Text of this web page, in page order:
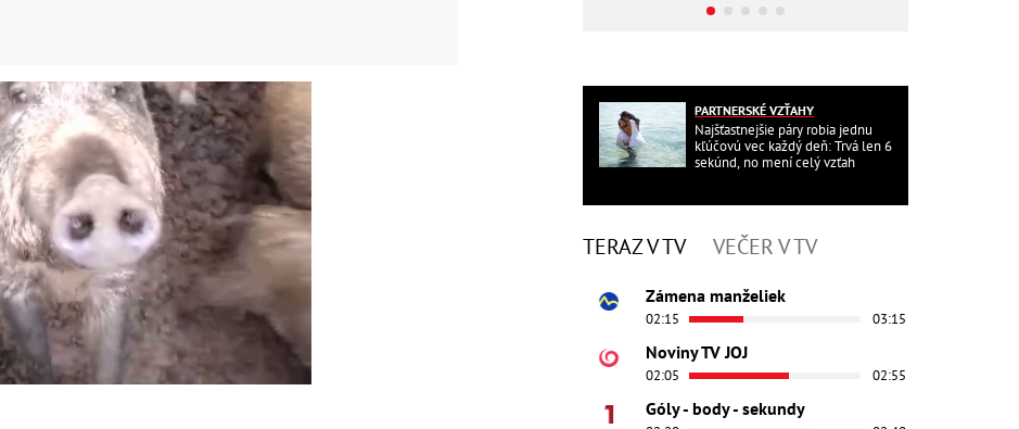
PARTNERSKÉ VZŤAHY
Najšťastnejšie páry robia jednu
kľúčovú vec každý deň: Trvá len 6
sekúnd, no mení celý vzťah
TERAZ V TV VEČER V TV
Zámena manželiek
02:15 03:15
Noviny TV JOJ
02:05 02:55
Góly - body - sekundy